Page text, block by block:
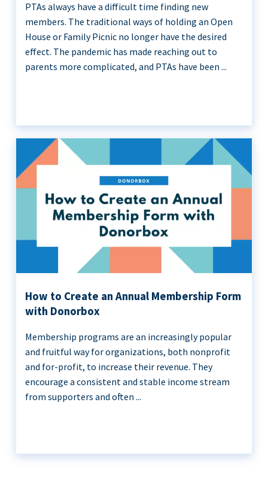
PTAs always have a difficult time finding new
members. The traditional ways of holding an Open
House or Family Picnic no longer have the desired
effect. The pandemic has made reaching out to
parents more complicated, and PTAs have been ...
How to Create an Annual Membership Form
with Donorbox
Membership programs are an increasingly popular
and fruitful way for organizations, both nonprofit
and for-profit, to increase their revenue. They
encourage a consistent and stable income stream
from supporters and often ...